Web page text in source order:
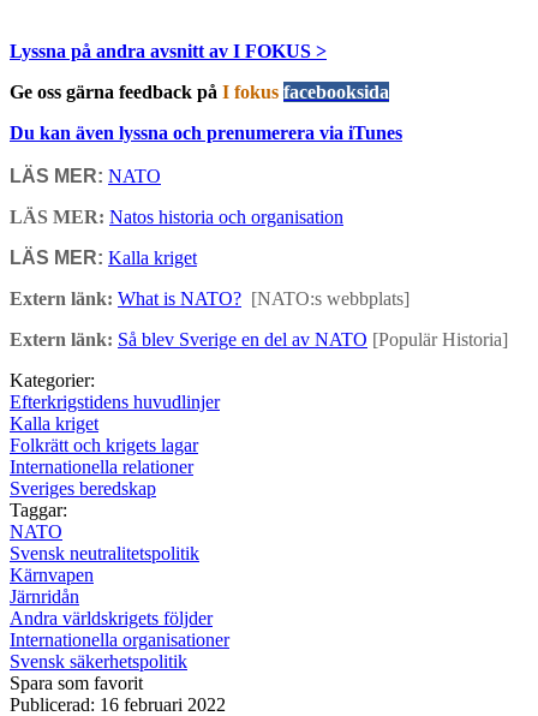
Lyssna på andra avsnitt av I FOKUS >
Ge oss gärna feedback på I fokus facebooksida
Du kan även lyssna och prenumerera via iTunes
LÄS MER: NATO
LÄS MER: Natos historia och organisation
LÄS MER: Kalla kriget
Extern länk: What is NATO? [NATO:s webbplats]
Extern länk: Så blev Sverige en del av NATO [Populär Historia]
Kategorier:
Efterkrigstidens huvudlinjer
Kalla kriget
Folkrätt och krigets lagar
Internationella relationer
Sveriges beredskap
Taggar:
NATO
Svensk neutralitetspolitik
Kärnvapen
Järnridån
Andra världskrigets följder
Internationella organisationer
Svensk säkerhetspolitik
Spara som favorit
Publicerad: 16 februari 2022